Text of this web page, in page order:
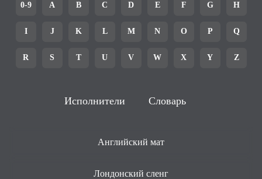
0-9 A B C D E F G H
I J K L M N O P Q
R S T U V W X Y Z
Исполнители Словарь
Английский мат
Лондонский сленг